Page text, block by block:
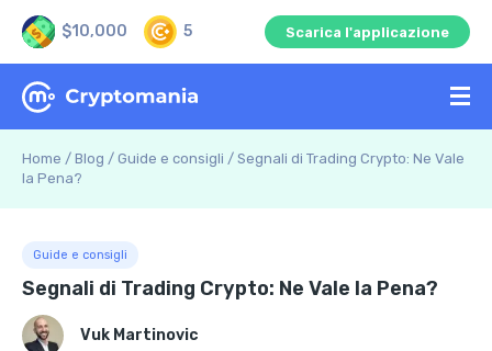
$10,000 5 Scarica l'applicazione
Home / Blog / Guide e consigli / Segnali di Trading Crypto: Ne Vale
la Pena?
Guide e consigli
Segnali di Trading Crypto: Ne Vale la Pena?
Vuk Martinovic